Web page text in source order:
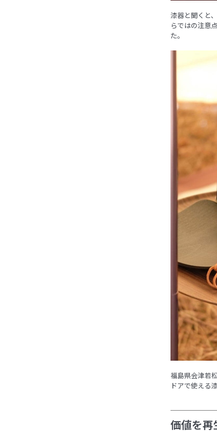
漆器と聞くと
らではの注意
た。
福島県会津若
ドアで使える
価値を再